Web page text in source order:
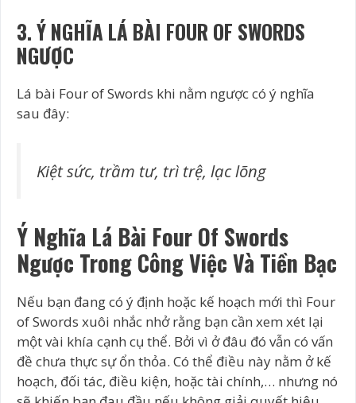
3. Ý NGHĨA LÁ BÀI FOUR OF SWORDS
NGƯỢC
Lá bài Four of Swords khi nằm ngược có ý nghĩa
sau đây:
Kiệt sức, trầm tư, trì trệ, lạc lõng
Ý Nghĩa Lá Bài Four Of Swords
Ngược Trong Công Việc Và Tiền Bạc
Nếu bạn đang có ý định hoặc kế hoạch mới thì Four
of Swords xuôi nhắc nhở rằng bạn cần xem xét lại
một vài khía cạnh cụ thể. Bởi vì ở đâu đó vẫn có vấn
đề chưa thực sự ổn thỏa. Có thể điều này nằm ở kế
hoạch, đối tác, điều kiện, hoặc tài chính,… nhưng nó